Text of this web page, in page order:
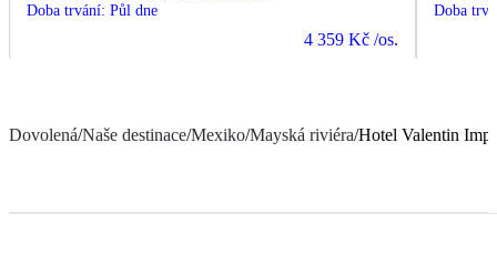
Doba trvání: Půl dne
4 359 Kč /os.
Doba
Dovolená/Naše destinace/Mexiko/Mayská riviéra/Hotel Valentin